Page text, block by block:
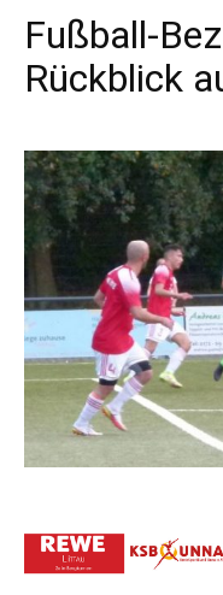
Fußball-
Rückblick